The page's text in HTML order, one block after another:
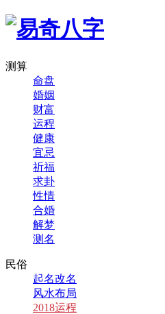
测算
命盘
婚姻
财富
运程
健康
宜忌
祈福
求卦
性情
合婚
解梦
测名
民俗
起名改名
风水布局
2018运程